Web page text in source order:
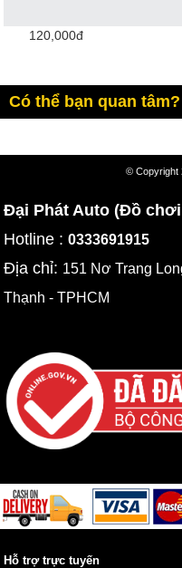
120,000đ
Có thể bạn quan tâm?
© Copyright
Đại Phát Auto (Đồ
Hotline :0333691915
Địa chỉ: 151 Nơ Trang
Thạnh - TPHCM
Hỗ trợ trực tuyến